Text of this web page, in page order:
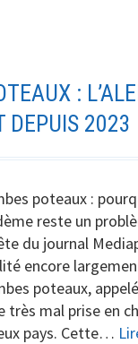
:
DEPUIS 2023
poteaux :
reste un
du journal
encore
poteaux,
mal prise en
pays. Cette…